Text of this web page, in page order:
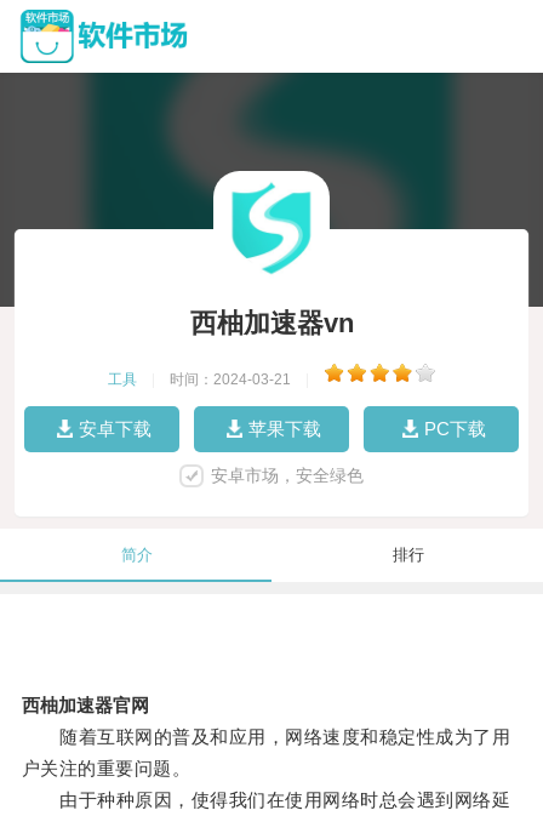
西柚加速器vn
工具 时间：2024-03-21
安卓下载 苹果下载 PC下载
安卓市场，安全绿色
简介 排行
西柚加速器官网
随着互联网的普及和应用，网络速度和稳定性成为了用
户关注的重要问题。
由于种种原因，使得我们在使用网络时总会遇到网络延